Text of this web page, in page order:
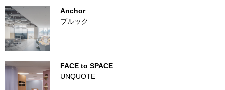
Anchor
ブルック
FACE to SPACE
UNQUOTE